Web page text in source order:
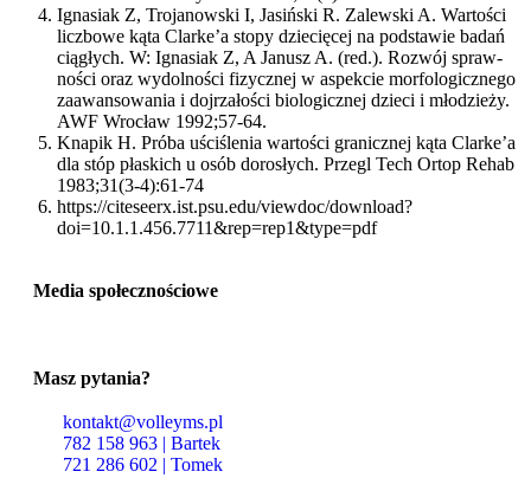
Ignasiak Z, Trojanowski I, Jasiński R. Zalewski A. Wartości
liczbowe kąta Clarke’a stopy dziecięcej na podstawie badań
ciągłych. W: Ignasiak Z, A Janusz A. (red.). Rozwój spraw-
ności oraz wydolności fizycznej w aspekcie morfologicznego
zaawansowania i dojrzałości biologicznej dzieci i młodzieży.
AWF Wrocław 1992;57-64.
Knapik H. Próba uściślenia wartości granicznej kąta Clarke’a
dla stóp płaskich u osób dorosłych. Przegl Tech Ortop Rehab
1983;31(3-4):61-74
https://citeseerx.ist.psu.edu/viewdoc/download?
doi=10.1.1.456.7711&rep=rep1&type=pdf
Media społecznościowe
Masz pytania?
kontakt@volleyms.pl
782 158 963 | Bartek
721 286 602 | Tomek